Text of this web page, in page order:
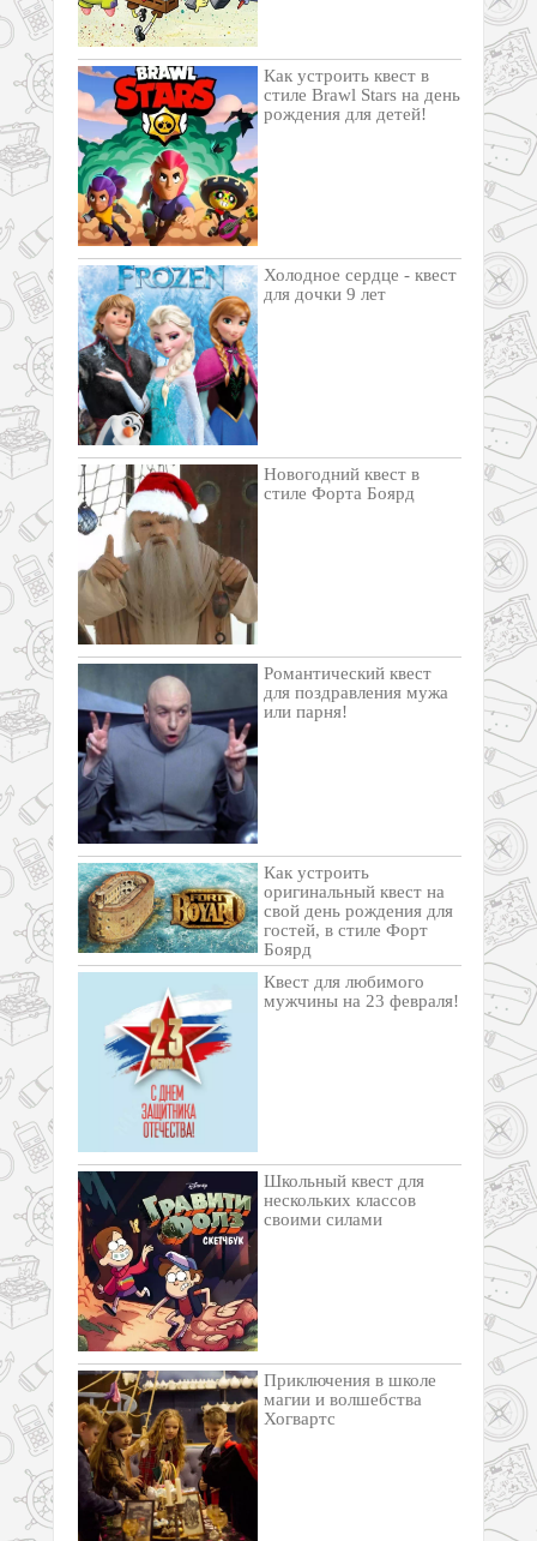
Как устроить квест в
стиле Brawl Stars на день
рождения для детей!
Холодное сердце - квест
для дочки 9 лет
Новогодний квест в
стиле Форта Боярд
Романтический квест
для поздравления мужа
или парня!
Как устроить
оригинальный квест на
свой день рождения для
гостей, в стиле Форт
Боярд
Квест для любимого
мужчины на 23 февраля!
Школьный квест для
нескольких классов
своими силами
Приключения в школе
магии и волшебства
Хогвартс